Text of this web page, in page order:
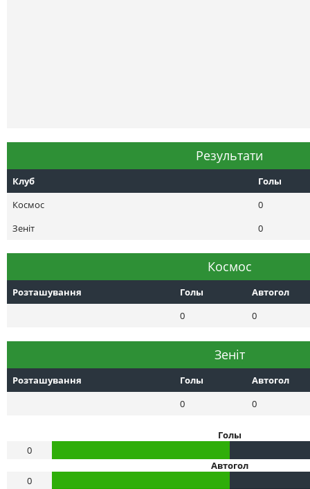
Результати
Клуб
Голы
Космос
0
Зеніт
0
Космос
Розташування Голы
Автогол
0
0
Зеніт
Розташування Голы
Автогол
0
0
Голы
0
Автогол
0